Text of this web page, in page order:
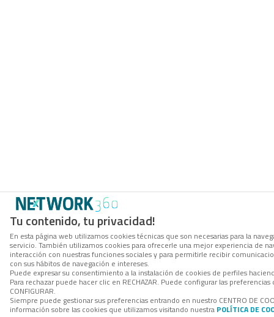
Tu contenido, tu privacidad!
En esta página web utilizamos cookies técnicas que son necesarias para la
servicio. También utilizamos cookies para ofrecerle una mejor experiencia de
interacción con nuestras funciones sociales y para permitirle recibir
con sus hábitos de navegación e intereses.
Puede expresar su consentimiento a la instalación de cookies de perfiles
Para rechazar puede hacer clic en RECHAZAR. Puede configurar las
CONFIGURAR.
Siempre puede gestionar sus preferencias entrando en nuestro CENTRO DE
información sobre las cookies que utilizamos visitando nuestra POLÍTICA DE